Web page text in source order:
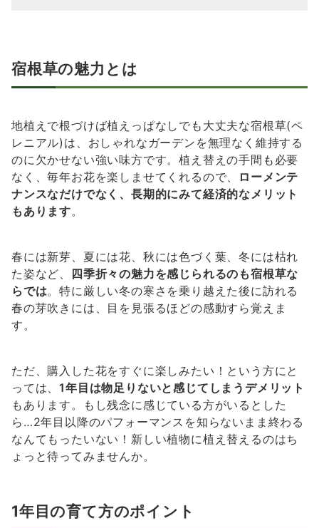
宿根草の魅力とは
地植えで根づけば植えっぱなしでも大丈夫な宿根草(ペ
レニアル)は、おしゃれなガーデンを無理なく維持する
のに欠かせない強い味方です。植え替えの手間も必要
なく、毎年お花を楽しませてくれるので、
ローメンテ
ナンスなだけでなく、長期的にみて経済的なメリット
もあります。
春には新芽、夏には花、秋には色づく葉、冬には枯れ
た姿など、 四季折々の魅力を感じられるのも宿根草な
らでは。特に厳しい冬の寒さを乗り越えた後に訪れる
春の芽吹きには、目を見張るほどの感動すら覚えま
す。
ただ、購入した花をすぐに楽しみたい！という方にと
っては、1年目は物足りないと感じてしまうデメリット
もあります。もし残念に感じている方がいるとした
ら…2年目以降のパフォーマンスを知らないまま終わる
なんてもったいない！新しい植物に植え替えるのはち
ょっと待ってみませんか。
1年目の育て方のポイント